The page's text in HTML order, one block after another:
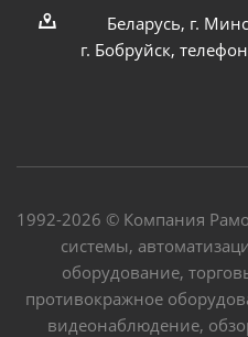
Беларусь, г.
г. Бобруйск,
1992-2026 © Компания
системы,
оборудование,
противокражное
видеонаблюдение,